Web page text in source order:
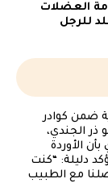
العضلات
للرجل
ضمن كوادر
الجندي،
الأوردة
دليلة: “كنت
مع الطبيب